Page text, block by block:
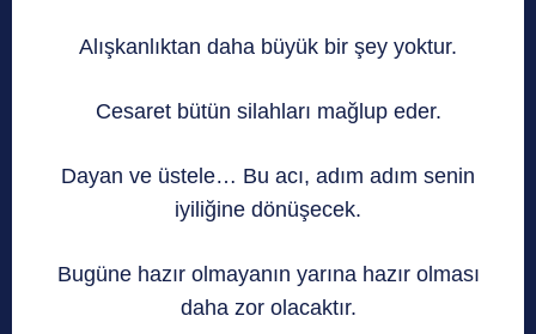
Alışkanlıktan daha büyük bir şey yoktur.
Cesaret bütün silahları mağlup eder.
Dayan ve üstele… Bu acı, adım adım senin
iyiliğine dönüşecek.
Bugüne hazır olmayanın yarına hazır olması
daha zor olacaktır.